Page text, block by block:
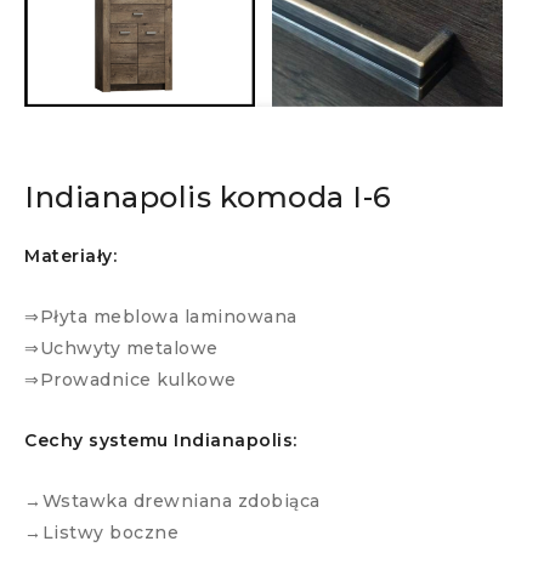
Indianapolis komoda I-6
Materiały:
⇒Płyta meblowa laminowana
⇒Uchwyty metalowe
⇒Prowadnice kulkowe
Cechy systemu Indianapolis:
→Wstawka drewniana zdobiąca
→Listwy boczne